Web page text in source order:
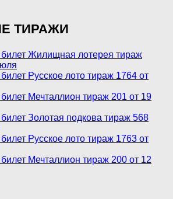
ТИРАЖИ
билет Жилищная лотерея тираж
Русское лото тираж 1764 от
Мечталлион тираж 201 от 19
Золотая подкова тираж 568
Русское лото тираж 1763 от
Мечталлион тираж 200 от 12